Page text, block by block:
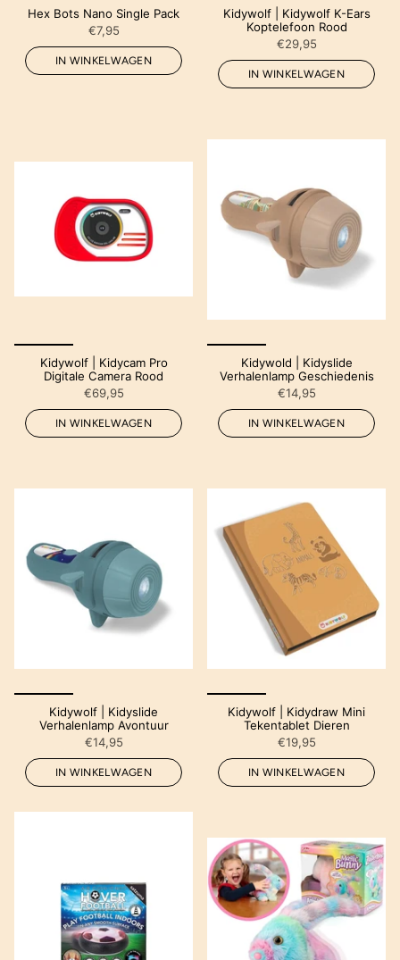
Hex Bots Nano Single Pack
€7,95
IN WINKELWAGEN
Kidywolf | Kidywolf K-Ears
Koptelefoon Rood
€29,95
IN WINKELWAGEN
Kidywolf | Kidycam Pro
Digitale Camera Rood
€69,95
IN WINKELWAGEN
Kidywold | Kidyslide
Verhalenlamp Geschiedenis
€14,95
IN WINKELWAGEN
Kidywolf | Kidyslide
Verhalenlamp Avontuur
€14,95
IN WINKELWAGEN
Kidywolf | Kidydraw Mini
Tekentablet Dieren
€19,95
IN WINKELWAGEN